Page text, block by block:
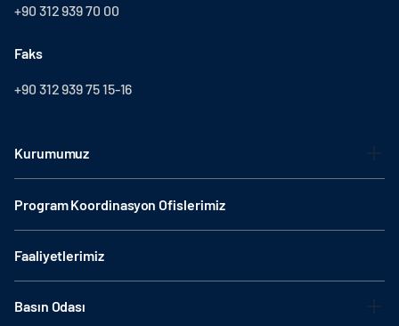
+90 312 939 70 00
Faks
+90 312 939 75 15-16
Kurumumuz
Program Koordinasyon Ofislerimiz
Faaliyetlerimiz
Basın Odası